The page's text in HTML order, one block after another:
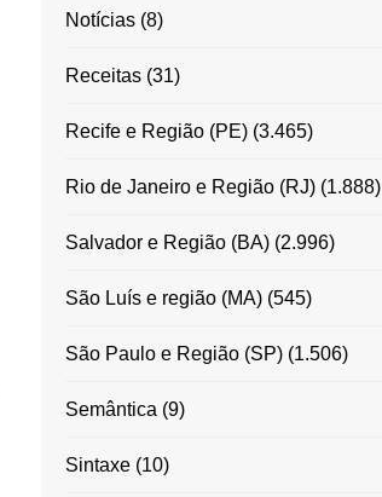
Notícias(8)
Receitas(31)
Recife e Região (PE)(3.465)
Rio de Janeiro e Região (RJ)(1.888)
Salvador e Região (BA)(2.996)
São Luís e região (MA)(545)
São Paulo e Região (SP)(1.506)
Semântica (9)
Sintaxe(10)